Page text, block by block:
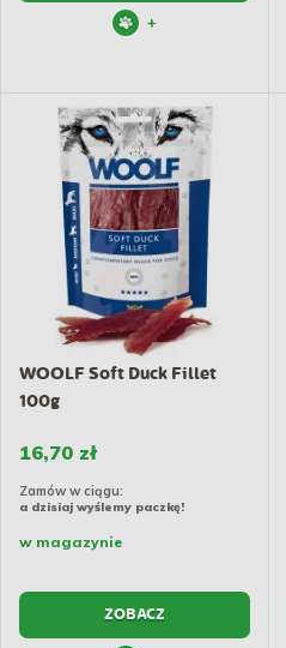
+
WOOLF Soft Duck Fillet
100g
16,70 zł
Zamów w ciągu:
a dzisiaj wyślemy paczkę!
w magazynie
ZOBACZ